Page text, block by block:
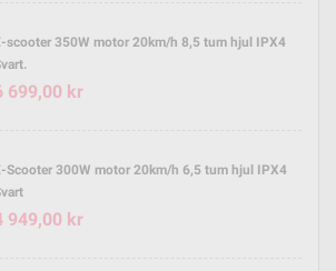
scooter 350W motor 20km/h 8,5 tum hjul IPX4
699,00 kr
Scooter 300W motor 20km/h 6,5 tum hjul IPX4
949,00 kr